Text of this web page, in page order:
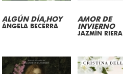
ALGÚN DÍA,HOY
ÁNGELA BECERRA
AMOR DE
INVIERNO
JAZMÍN RIERA